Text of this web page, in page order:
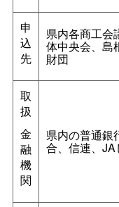
申
込
先
県内各商工会
体中央会、島
財団
取
扱
金
融
機
関
県内の普通銀
合、信連、